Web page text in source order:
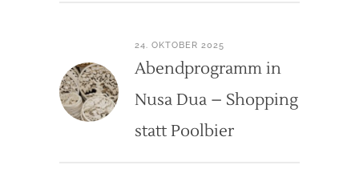
24. OKTOBER 2025
Abendprogramm in
Nusa Dua – Shopping
statt Poolbier